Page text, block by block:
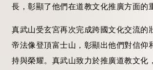
長，彰顯了他們在道教文化推廣方面的
真武山受玄宮再次完成跨國文化交流的
帝法像登頂富士山，彰顯出他們對信仰
持與榮耀。真武山致力於推廣道教文化